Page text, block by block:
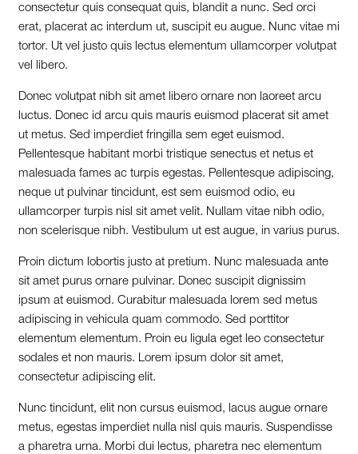
consectetur quis consequat quis, blandit a nunc. Sed orci
erat, placerat ac interdum ut, suscipit eu augue. Nunc vitae mi
tortor. Ut vel justo quis lectus elementum ullamcorper volutpat
vel libero.
Donec volutpat nibh sit amet libero ornare non laoreet arcu
luctus. Donec id arcu quis mauris euismod placerat sit amet
ut metus. Sed imperdiet fringilla sem eget euismod.
Pellentesque habitant morbi tristique senectus et netus et
malesuada fames ac turpis egestas. Pellentesque adipiscing,
neque ut pulvinar tincidunt, est sem euismod odio, eu
ullamcorper turpis nisl sit amet velit. Nullam vitae nibh odio,
non scelerisque nibh. Vestibulum ut est augue, in varius purus.
Proin dictum lobortis justo at pretium. Nunc malesuada ante
sit amet purus ornare pulvinar. Donec suscipit dignissim
ipsum at euismod. Curabitur malesuada lorem sed metus
adipiscing in vehicula quam commodo. Sed porttitor
elementum elementum. Proin eu ligula eget leo consectetur
sodales et non mauris. Lorem ipsum dolor sit amet,
consectetur adipiscing elit.
Nunc tincidunt, elit non cursus euismod, lacus augue ornare
metus, egestas imperdiet nulla nisl quis mauris. Suspendisse
a pharetra urna. Morbi dui lectus, pharetra nec elementum